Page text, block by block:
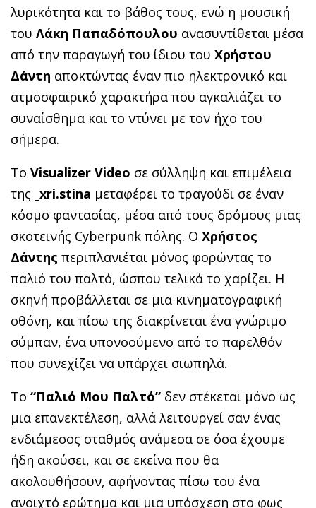
λυρικότητα και το βάθος τους, ενώ η μουσική
του Λάκη Παπαδόπουλου ανασυντίθεται μέσα
από την παραγωγή του ίδιου του Χρήστου
Δάντη αποκτώντας έναν πιο ηλεκτρονικό και
ατμοσφαιρικό χαρακτήρα που αγκαλιάζει το
συναίσθημα και το ντύνει με τον ήχο του
σήμερα.
Το Visualizer Video σε σύλληψη και επιμέλεια
της _xri.stina μεταφέρει το τραγούδι σε έναν
κόσμο φαντασίας, μέσα από τους δρόμους μιας
σκοτεινής Cyberpunk πόλης. Ο Χρήστος
Δάντης περιπλανιέται μόνος φορώντας το
παλιό του παλτό, ώσπου τελικά το χαρίζει. Η
σκηνή προβάλλεται σε μια κινηματογραφική
οθόνη, και πίσω της διακρίνεται ένα γνώριμο
σύμπαν, ένα υπονοούμενο από το παρελθόν
που συνεχίζει να υπάρχει σιωπηλά.
Το “Παλιό Μου Παλτό” δεν στέκεται μόνο ως
μια επανεκτέλεση, αλλά λειτουργεί σαν ένας
ενδιάμεσος σταθμός ανάμεσα σε όσα έχουμε
ήδη ακούσει, και σε εκείνα που θα
ακολουθήσουν, αφήνοντας πίσω του ένα
ανοιχτό ερώτημα και μια υπόσχεση στο φως